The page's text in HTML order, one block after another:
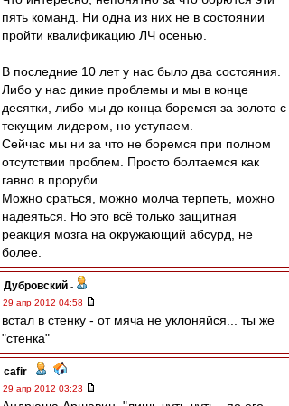
пять команд. Ни одна из них не в состоянии
пройти квалификацию ЛЧ осенью.
В последние 10 лет у нас было два состояния.
Либо у нас дикие проблемы и мы в конце
десятки, либо мы до конца боремся за золото с
текущим лидером, но уступаем.
Сейчас мы ни за что не боремся при полном
отсутствии проблем. Просто болтаемся как
гавно в проруби.
Можно сраться, можно молча терпеть, можно
надеяться. Но это всё только защитная
реакция мозга на окружающий абсурд, не
более.
Дубровский -
29 апр 2012 04:58
встал в стенку - от мяча не уклоняйся... ты же
"стенка"
cafir -
29 апр 2012 03:23